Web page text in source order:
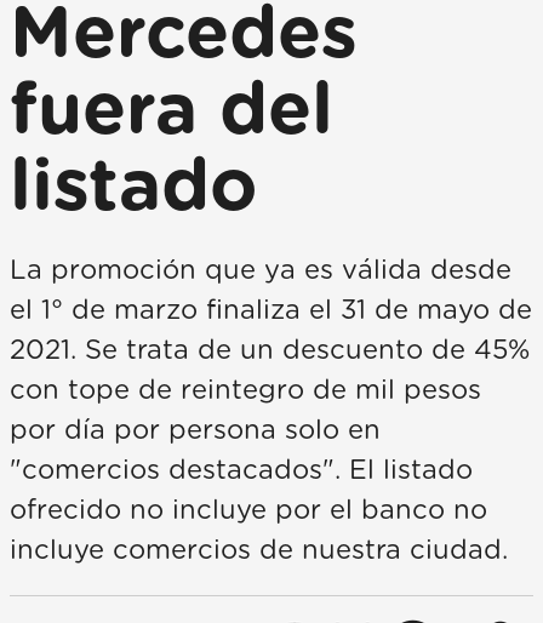
Mercedes
fuera del
listado
La promoción que ya es válida desde
el 1° de marzo finaliza el 31 de mayo de
2021. Se trata de un descuento de 45%
con tope de reintegro de mil pesos
por día por persona solo en
"comercios destacados". El listado
ofrecido no incluye por el banco no
incluye comercios de nuestra ciudad.